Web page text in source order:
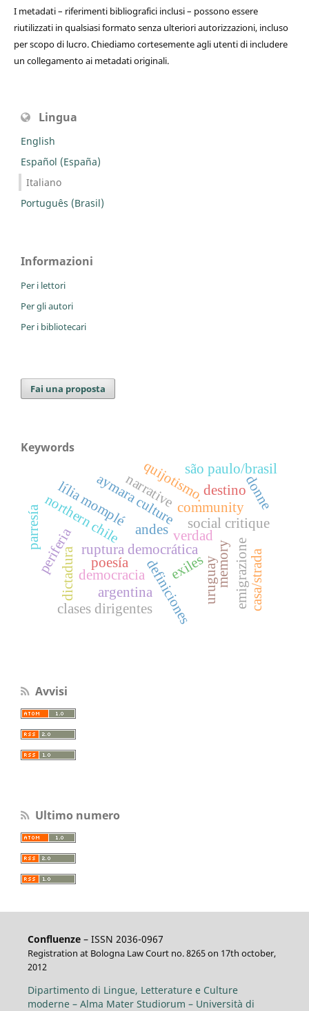
I metadati – riferimenti bibliografici inclusi – possono essere
riutilizzati in qualsiasi formato senza ulteriori autorizzazioni, incluso
per scopo di lucro. Chiediamo cortesemente agli utenti di includere
un collegamento ai metadati originali.
Lingua
English
Español (España)
Italiano
Português (Brasil)
Informazioni
Per i lettori
Per gli autori
Per i bibliotecari
Fai una proposta
Keywords
democraciadefiniciones
dictadura ruptura democrática
uruguay
andes
community
memory
aymara culture
northern chile
periferia
clases dirigentes
quijotismo.
lília momplé social critique
narrative
exiles
são paulo/brasil
poesía
parresía verdad
emigrazione
destinodonne
casa/strada
argentina
Avvisi
Ultimo numero
Confluenze– ISSN 2036-0967
Registration at Bologna Law Court no. 8265 on 17th october,
2012
Dipartimento di Lingue, Letterature e Culture
moderne – Alma Mater Studiorum – Università di